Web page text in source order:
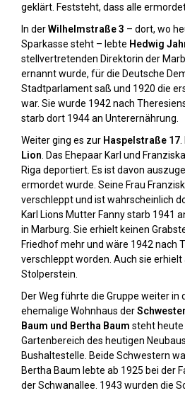
geklärt. Feststeht, dass alle
In derWilhelmstraße 3 – dort, wo
Sparkasse steht – lebte Hedwig
stellvertretenden Direktorin der
ernannt wurde, für die Deutsche
Stadtparlament saß und 1920 die
war. Sie wurde 1942 nach
starb dort 1944 an Unterernährung.
Weiter ging es zur Haspelstraße 17
Lion . Das Ehepaar Karl und
Riga deportiert. Es ist davon
ermordet wurde. Seine Frau
verschleppt und ist wahrscheinlich
Karl Lions Mutter Fanny starb 1941
in Marburg. Sie erhielt keinen
Friedhof mehr und wäre 1942 nach
verschleppt worden. Auch sie erhielt
Stolperstein.
Der Weg führte die Gruppe weiter in
ehemalige Wohnhaus der
Baum und Bertha Baum steht heute
Gartenbereich des heutigen
Bushaltestelle. Beide Schwestern
Bertha Baum lebte ab 1925 bei der
der Schwanallee. 1943 wurden die